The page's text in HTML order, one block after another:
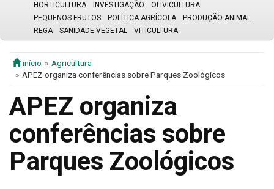
HORTICULTURA
INVESTIGAÇÃO
OLIVICULTURA
PEQUENOS FRUTOS
POLÍTICA AGRÍCOLA
PRODUÇÃO ANIMAL
REGA
SANIDADE VEGETAL VITICULTURA
início
Agricultura
APEZ organiza conferências sobre Parques Zoológicos
APEZ organiza
conferências sobre
Parques Zoológicos